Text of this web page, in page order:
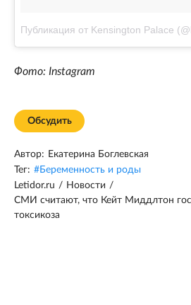
Публикация от Kensington Palace
Фото: Instagram
Обсудить
Автор: Екатерина Боглевская
Тег: #Беременность и роды
Letidor.ru / Новости /
СМИ считают, что Кейт Миддлтон
токсикоза